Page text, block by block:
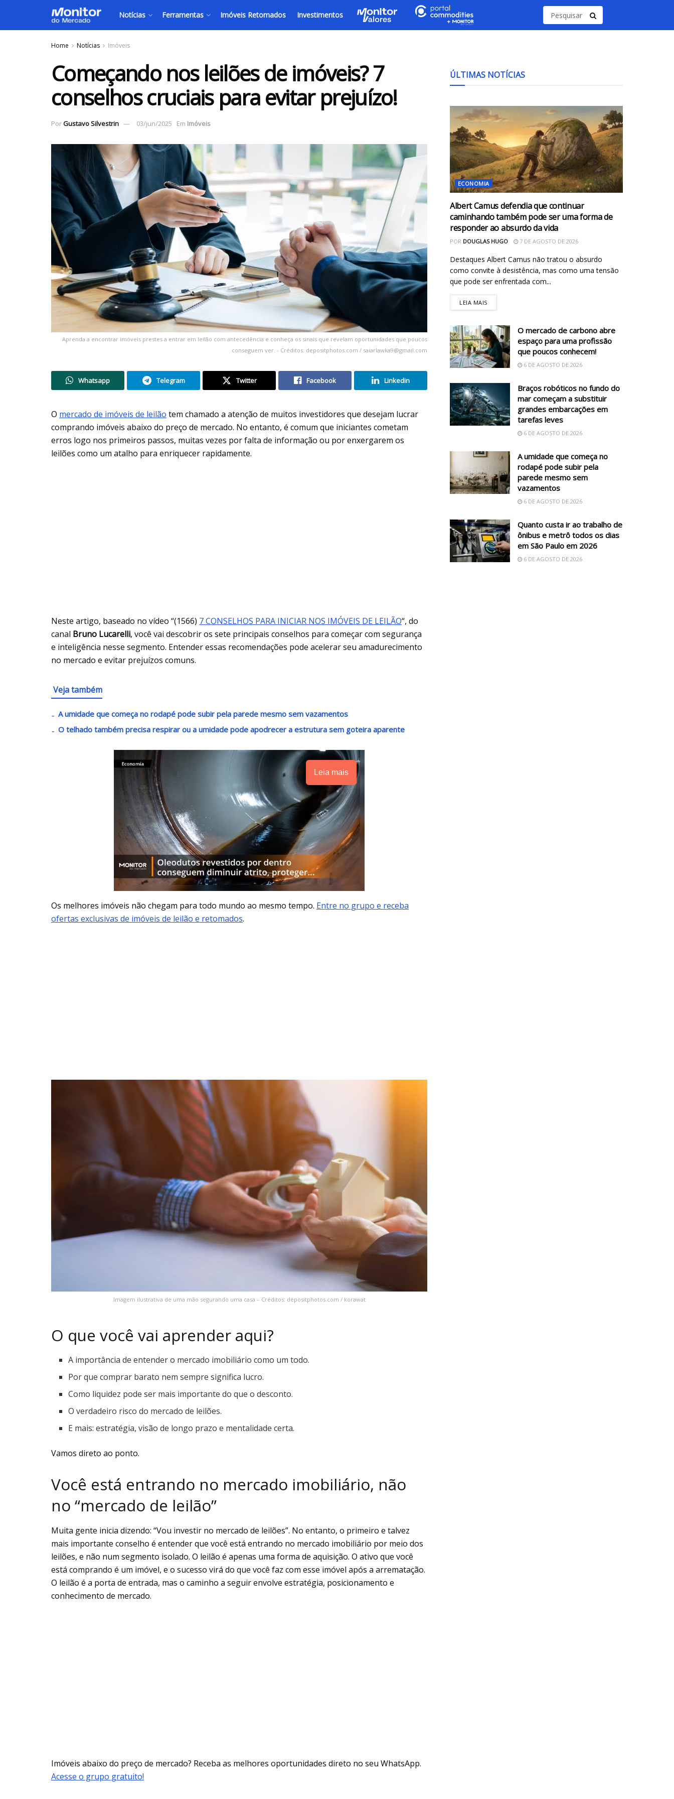
Notícias Ferramentas Imóveis Retomados Investimentos
Home Notícias Imóveis
Começando nos leilões de imóveis? 7
conselhos cruciais para evitar prejuízo!
PorGustavo Silvestrin 03/jun/2025 Em Imóveis
Aprenda a encontrar imóveis prestes a entrar em leilão com antecedência e conheça os sinais que revelam oportunidades que poucos
conseguem ver. - Créditos: depositphotos.com / saiarlawka9@gmail.com
Whatsapp Telegram Twitter Facebook Linkedin
O mercado de imóveis de leilão tem chamado a atenção de muitos investidores que desejam lucrar
comprando imóveis abaixo do preço de mercado. No entanto, é comum que iniciantes cometam
erros logo nos primeiros passos, muitas vezes por falta de informação ou por enxergarem os
leilões como um atalho para enriquecer rapidamente.
Neste artigo, baseado no vídeo “(1566) 7 CONSELHOS PARA INICIAR NOS IMÓVEIS DE LEILÃO“, do
canal Bruno Lucarelli, você vai descobrir os sete principais conselhos para começar com segurança
e inteligência nesse segmento. Entender essas recomendações pode acelerar seu amadurecimento
no mercado e evitar prejuízos comuns.
Veja também
A umidade que começa no rodapé pode subir pela parede mesmo sem vazamentos
O telhado também precisa respirar ou a umidade pode apodrecer a estrutura sem goteira aparente
Leia mais
Os melhores imóveis não chegam para todo mundo ao mesmo tempo. Entre no grupo e receba
ofertas exclusivas de imóveis de leilão e retomados.
Imagem ilustrativa de uma mão segurando uma casa – Créditos: depositphotos.com / korawat
O que você vai aprender aqui?
A importância de entender o mercado imobiliário como um todo.
Por que comprar barato nem sempre significa lucro.
Como liquidez pode ser mais importante do que o desconto.
O verdadeiro risco do mercado de leilões.
E mais: estratégia, visão de longo prazo e mentalidade certa.
Vamos direto ao ponto.
Você está entrando no mercado imobiliário, não
no “mercado de leilão”
Muita gente inicia dizendo: “Vou investir no mercado de leilões”. No entanto, o primeiro e talvez
mais importante conselho é entender que você está entrando no mercado imobiliário por meio dos
leilões, e não num segmento isolado. O leilão é apenas uma forma de aquisição. O ativo que você
está comprando é um imóvel, e o sucesso virá do que você faz com esse imóvel após a arrematação.
O leilão é a porta de entrada, mas o caminho a seguir envolve estratégia, posicionamento e
conhecimento de mercado.
Imóveis abaixo do preço de mercado? Receba as melhores oportunidades direto no seu WhatsApp.
Acesse o grupo gratuito!
ÚLTIMAS NOTÍCIAS
ECONOMIA
Albert Camus defendia que continuar
caminhando também pode ser uma forma de
responder ao absurdo da vida
POR DOUGLAS HUGO 7 DE AGOSTO DE 2026
Destaques Albert Camus não tratou o absurdo
como convite à desistência, mas como uma tensão
que pode ser enfrentada com...
LEIA MAIS
O mercado de carbono abre
espaço para uma profissão
que poucos conhecem!
6 DE AGOSTO DE 2026
Braços robóticos no fundo do
mar começam a substituir
grandes embarcações em
tarefas leves
6 DE AGOSTO DE 2026
A umidade que começa no
rodapé pode subir pela
parede mesmo sem
vazamentos
6 DE AGOSTO DE 2026
Quanto custa ir ao trabalho de
ônibus e metrô todos os dias
em São Paulo em 2026
6 DE AGOSTO DE 2026